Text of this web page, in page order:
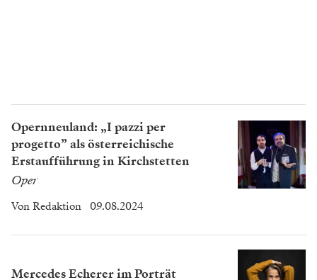
Opernneuland: „I pazzi per
progetto” als österreichische
Erstaufführung in Kirchstetten
Oper
Von Redaktion 09.08.2024
Mercedes Echerer im Porträt